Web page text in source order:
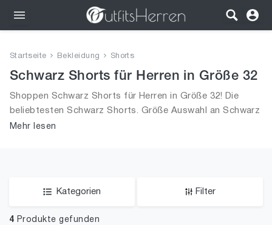
Bekleidung
Wäsche
Schuhe
Startseite Bekleidung Shorts
Schwarz Shorts für Herren in Größe 32
Shoppen Schwarz Shorts für Herren in Größe 32! Die
beliebtesten Schwarz Shorts. Größe Auswahl an Schwarz
Shorts in Größe 32 und alle Trends aus 2026 für Männer!
Mehr lesen
Kategorien Filter
4 Produkte gefunden